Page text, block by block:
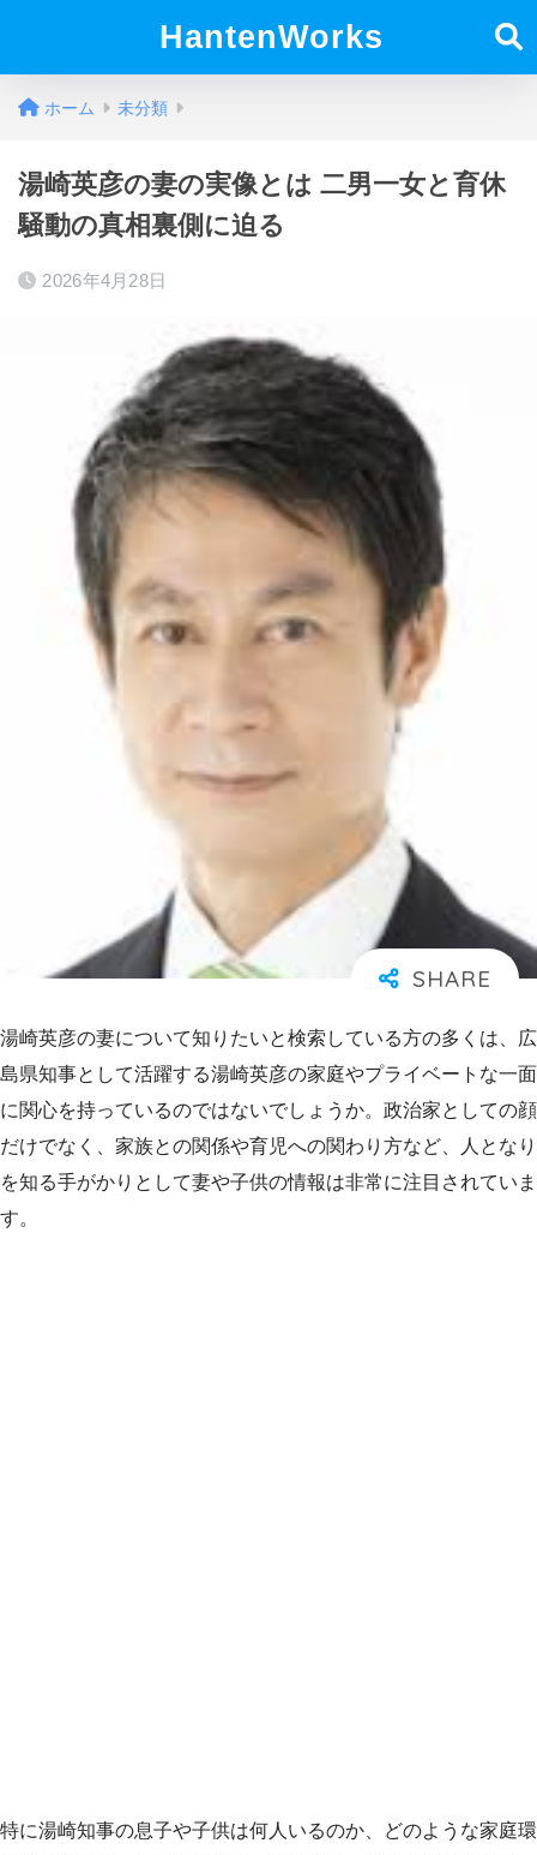
HantenWorks
ホーム 未分類
湯崎英彦の妻の実像とは 二男一女と育休
騒動の真相裏側に迫る
2026年4月28日
湯崎英彦の妻について知りたいと検索している方の多くは、広
島県知事として活躍する湯崎英彦の家庭やプライベートな一面
に関心を持っているのではないでしょうか。政治家としての顔
だけでなく、家族との関係や育児への関わり方など、人となり
を知る手がかりとして妻や子供の情報は非常に注目されていま
す。
特に湯崎知事の息子や子供は何人いるのか、どのような家庭環